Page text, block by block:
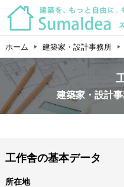
ホーム 建築家・設計事務所
建築家・設計
工作舎の基本データ
所在地